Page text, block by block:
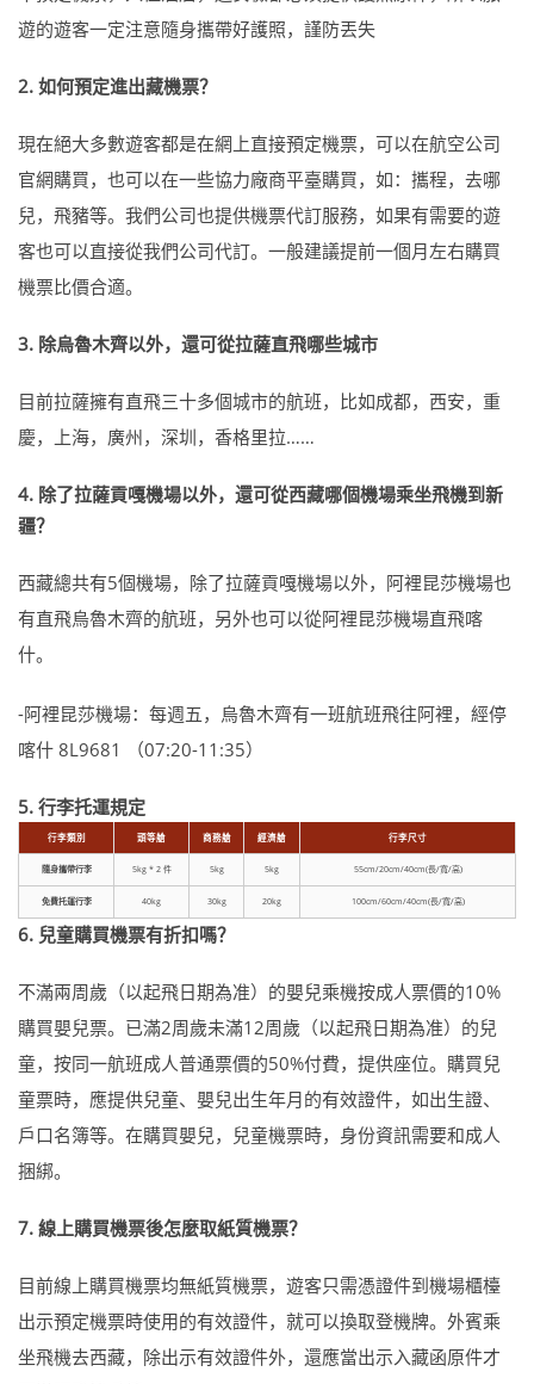
遊的遊客一定注意隨身攜帶好護照，謹防丟失
2. 如何預定進出藏機票？
現在絕大多數遊客都是在網上直接預定機票，可以在航空公司
官網購買，也可以在一些協力廠商平臺購買，如：攜程，去哪
兒，飛豬等。我們公司也提供機票代訂服務，如果有需要的遊
客也可以直接從我們公司代訂。一般建議提前一個月左右購買
機票比價合適。
3. 除烏魯木齊以外，還可從拉薩直飛哪些城市
目前拉薩擁有直飛三十多個城市的航班，比如成都，西安，重
慶，上海，廣州，深圳，香格里拉……
4. 除了拉薩貢嘎機場以外，還可從西藏哪個機場乘坐飛機到新
疆？
西藏總共有5個機場，除了拉薩貢嘎機場以外，阿裡昆莎機場也
有直飛烏魯木齊的航班，另外也可以從阿裡昆莎機場直飛喀
什。
-阿裡昆莎機場：每週五，烏魯木齊有一班航班飛往阿裡，經停
喀什 8L9681 （07:20-11:35）
5. 行李托運規定
行李類別 頭等艙 商務艙 經濟艙 行李尺寸
隨身攜帶行李 5kg * 2 件 5kg 5kg 55cm/20cm/40cm(長/寬/高)
免費托運行李 40kg 30kg 20kg 100cm/60cm/40cm(長/寬/高)
6. 兒童購買機票有折扣嗎？
不滿兩周歲（以起飛日期為准）的嬰兒乘機按成人票價的10%
購買嬰兒票。已滿2周歲未滿12周歲（以起飛日期為准）的兒
童，按同一航班成人普通票價的50%付費，提供座位。購買兒
童票時，應提供兒童、嬰兒出生年月的有效證件，如出生證、
戶口名簿等。在購買嬰兒，兒童機票時，身份資訊需要和成人
捆綁。
7. 線上購買機票後怎麼取紙質機票？
目前線上購買機票均無紙質機票，遊客只需憑證件到機場櫃檯
出示預定機票時使用的有效證件，就可以換取登機牌。外賓乘
坐飛機去西藏，除出示有效證件外，還應當出示入藏函原件才